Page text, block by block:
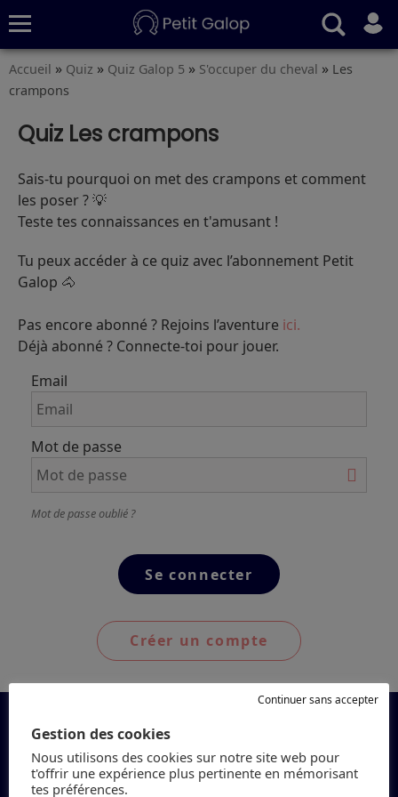
Quiz
Conseils
Fiches
S’abonner
Accueil » Quiz » Quiz Galop 5 » S'occuper du cheval » Les
crampons
Quiz Les crampons
Sais‑tu pourquoi on met des crampons et comment
les poser ? 💡
Teste tes connaissances en t'amusant !
Tu peux accéder à ce quiz avec l’abonnement Petit
Galop 🐴
Pas encore abonné ? Rejoins l’aventure ici.
Déjà abonné ? Connecte-toi pour jouer.
Email
Mot de passe
Mot de passe oublié ?
Créer un compte
Gestion des cookies
Nous utilisons des cookies sur notre site web pour
t'offrir une expérience plus pertinente en mémorisant
tes préférences.
Continuer sans accepter